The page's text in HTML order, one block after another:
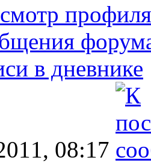
профиля
в дневнике
08:17